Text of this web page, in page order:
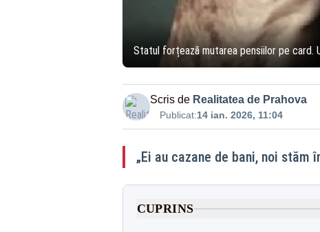
Statul forțează mutarea pensiilor pe card.
Scris de Realitatea de Prahova
Publicat:14 ian. 2026, 11:04
„Ei au cazane de bani, noi stăm
CUPRINS